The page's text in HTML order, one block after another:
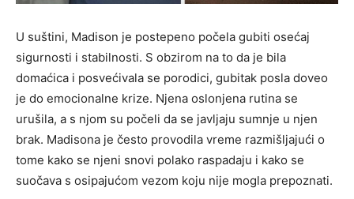
U suštini, Madison je postepeno počela gubiti osećaj
sigurnosti i stabilnosti. S obzirom na to da je bila
domaćica i posvećivala se porodici, gubitak posla doveo
je do emocionalne krize. Njena oslonjena rutina se
urušila, a s njom su počeli da se javljaju sumnje u njen
brak. Madisona je često provodila vreme razmišljajući o
tome kako se njeni snovi polako raspadaju i kako se
suočava s osipajućom vezom koju nije mogla prepoznati.